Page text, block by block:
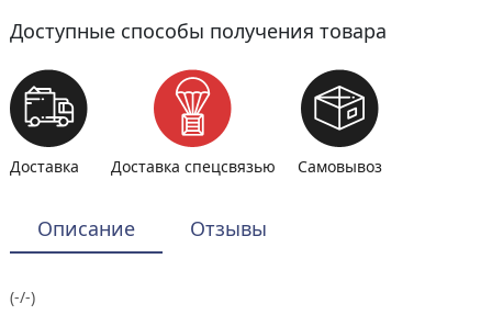
Доступные способы получения товара
Доставка Доставка спецсвязью Самовывоз
Описание Отзывы
(-/-)